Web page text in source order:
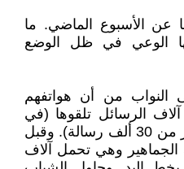
عن الأسبوع الماضي. ما
بها الوعي في ظل الوضع
النواب من أن هواتفهم
الرسائل تلقوها (في
إحدى الحالات كانت هناك أكثر من 30 ألف رسالة). وقبل
الجماهير وهي تحمل آلاف